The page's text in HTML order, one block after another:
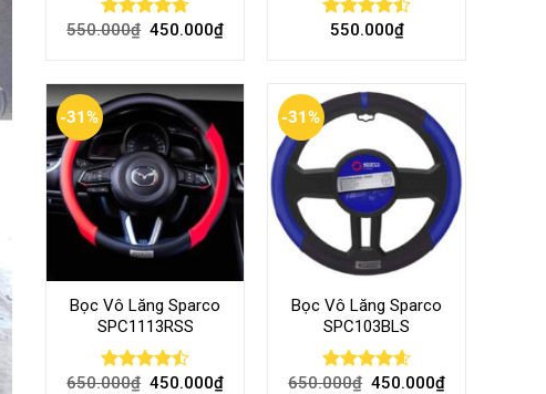
Rated4.70
550.000₫ 450.000₫
Rated
550.000₫
-31%
Bọc Vô Lăng Sparco
SPC1113RSS
Rated
650.000₫ 450.000₫
-31%
Bọc Vô Lăng Sparco
SPC103BLS
Rated4.57
650.000₫ 450.000₫